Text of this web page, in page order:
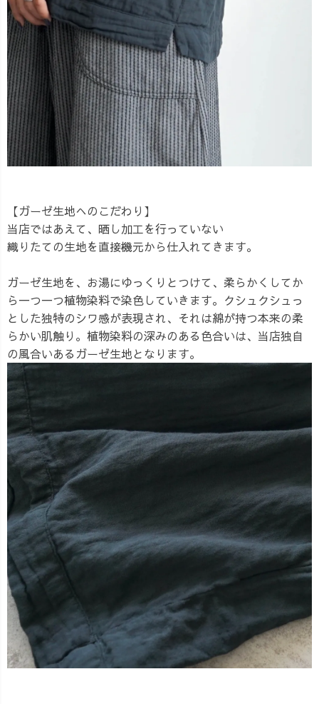
【ガーゼ生地へのこだわり】
当店ではあえて、晒し加工を行っていない
織りたての生地を直接機元から仕入れてきます。
ガーゼ生地を、お湯にゆっくりとつけて、柔らかくしてか
ら一つ一つ植物染料で染色していきます。クシュクシュっ
とした独特のシワ感が表現され、それは綿が持つ本来の柔
らかい肌触り。植物染料の深みのある色合いは、当店独自
の風合いあるガーゼ生地となります。